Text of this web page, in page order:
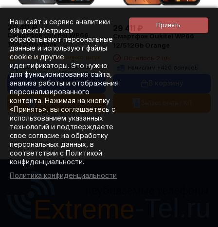
29 411 ₽
Смартфон Oukitel WP66
12/512Gb Black
Осталось несколько штук
Начислим +420 бонусов
В корзину
Запрос счета / КП
29 411 ₽
Смартфон Oukitel WP66
12/512Gb Orange
Начислим + 420 бонусов
Наш сайт и сервис аналитики
«Яндекс.Метрика»
обрабатывают персональные
данные и используют файлы
cookie и другие
идентификаторы. Это нужно
для функционирования сайта,
анализа работы и отображения
персонализированного
контента. Нажимая на кнопку
«Принять», вы соглашаетесь с
использованием указанных
технологий и подтверждаете
свое согласие на обработку
персональных данных, в
соответствии с Политикой
конфиденциальности.
Политика конфиденциальности